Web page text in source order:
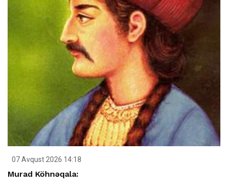
07 Avqust 2026 14:18
Murad Köhnəqala: